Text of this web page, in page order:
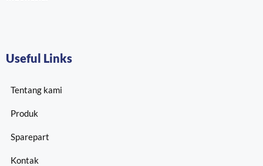
Useful Links
Tentang kami
Produk
Sparepart
Kontak